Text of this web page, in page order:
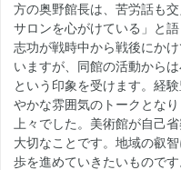
方の奥野館長は、苦労話も
サロンを心がけている」と
志功が戦時中から戦後にか
いますが、同館の活動から
という印象を受けます。経
やかな雰囲気のトークとな
上々でした。美術館が自己
大切なことです。地域の叡
歩を進めていきたいものです